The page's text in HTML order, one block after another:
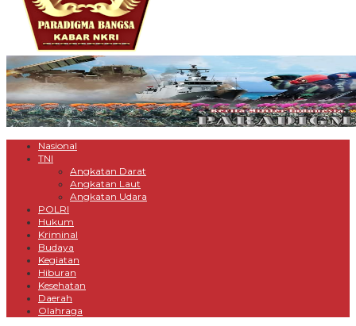
Nasional
TNI
Angkatan Darat
Angkatan Laut
Angkatan Udara
POLRI
Hukum
Kriminal
Budaya
Kegiatan
Hiburan
Kesehatan
Daerah
Olahraga